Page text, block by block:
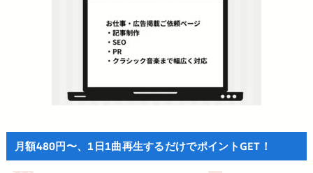
月額480円〜、1日1曲再生するだけでポイントGET！